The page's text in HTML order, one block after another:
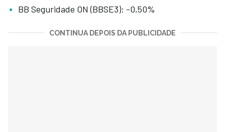
BB Seguridade ON (BBSE3): -0,50%
CONTINUA DEPOIS DA PUBLICIDADE